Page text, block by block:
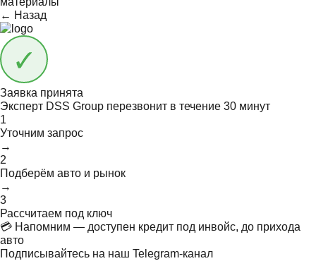
← Назад
Заявка принята
Эксперт DSS Group перезвонит в течение 30 минут
1
Уточним запрос
→
2
Подберём авто и рынок
→
3
Рассчитаем под ключ
💳 Напомним — доступен кредит под инвойс, до прихода
авто
Подписывайтесь на наш Telegram-канал